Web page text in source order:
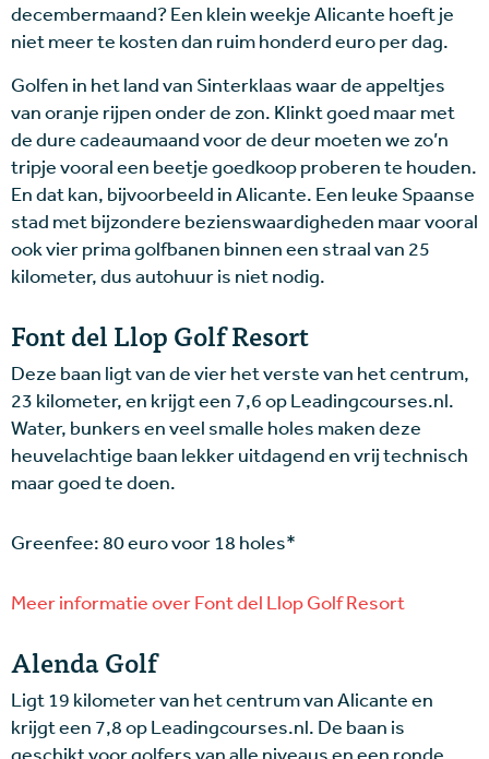
decembermaand? Een klein weekje Alicante hoeft je
niet meer te kosten dan ruim honderd euro per dag.
Golfen in het land van Sinterklaas waar de appeltjes
van oranje rijpen onder de zon. Klinkt goed maar met
de dure cadeaumaand voor de deur moeten we zo’n
tripje vooral een beetje goedkoop proberen te houden.
En dat kan, bijvoorbeeld in Alicante. Een leuke Spaanse
stad met bijzondere bezienswaardigheden maar vooral
ook vier prima golfbanen binnen een straal van 25
kilometer, dus autohuur is niet nodig.
Font del Llop Golf Resort
Deze baan ligt van de vier het verste van het centrum,
23 kilometer, en krijgt een 7,6 op Leadingcourses.nl.
Water, bunkers en veel smalle holes maken deze
heuvelachtige baan lekker uitdagend en vrij technisch
maar goed te doen.
Greenfee: 80 euro voor 18 holes*
Meer informatie over Font del Llop Golf Resort
Alenda Golf
Ligt 19 kilometer van het centrum van Alicante en
krijgt een 7,8 op Leadingcourses.nl. De baan is
geschikt voor golfers van alle niveaus en een ronde